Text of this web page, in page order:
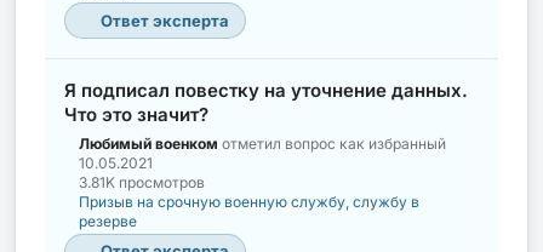
Ответ эксперта
Я подписал повестку на уточнение данных.
Что это значит?
Любимый военком отметил вопрос как избранный
10.05.2021
3.81K просмотров
Призыв на срочную военную службу, службу в
резерве